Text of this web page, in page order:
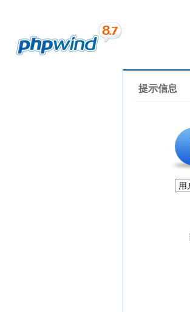
提示信息